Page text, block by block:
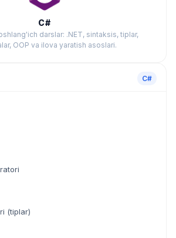
C#
darslar: .NET, sintaksis, tiplar,
OOP va ilova yaratish asoslari.
C#
(tiplar)